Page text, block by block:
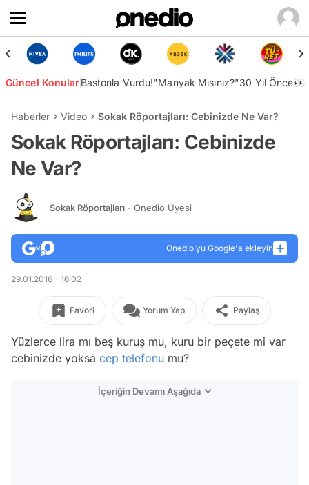
Güncel KonularBastonla Vurdu!"Manyak Mısınız?"30 Yıl Önce👀
Haberler Video Sokak Röportajları: Cebinizde Ne Var?
Sokak Röportajları: Cebinizde
Ne Var?
Sokak Röportajları - Onedio Üyesi
Onedio’yu Google'a ekleyin
29.01.2016 - 16:02
Favori Yorum Yap Paylaş
Yüzlerce lira mı beş kuruş mu, kuru bir peçete mi var
cebinizde yoksa cep telefonu mu?
İçeriğin Devamı Aşağıda